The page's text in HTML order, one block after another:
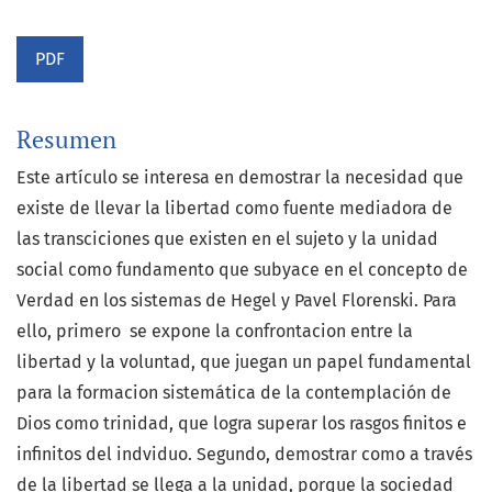
PDF
Resumen
Este artículo se interesa en demostrar la necesidad que
existe de llevar la libertad como fuente mediadora de
las transciciones que existen en el sujeto y la unidad
social como fundamento que subyace en el concepto de
Verdad en los sistemas de Hegel y Pavel Florenski. Para
ello, primero se expone la confrontacion entre la
libertad y la voluntad, que juegan un papel fundamental
para la formacion sistemática de la contemplación de
Dios como trinidad, que logra superar los rasgos finitos e
infinitos del indviduo. Segundo, demostrar como a través
de la libertad se llega a la unidad, porque la sociedad